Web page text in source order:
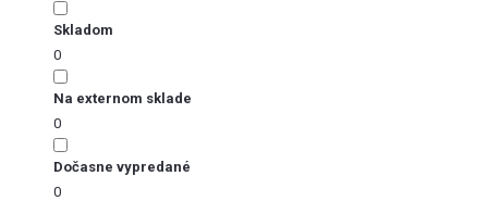
Skladom
0
Na externom sklade
0
Dočasne vypredané
0